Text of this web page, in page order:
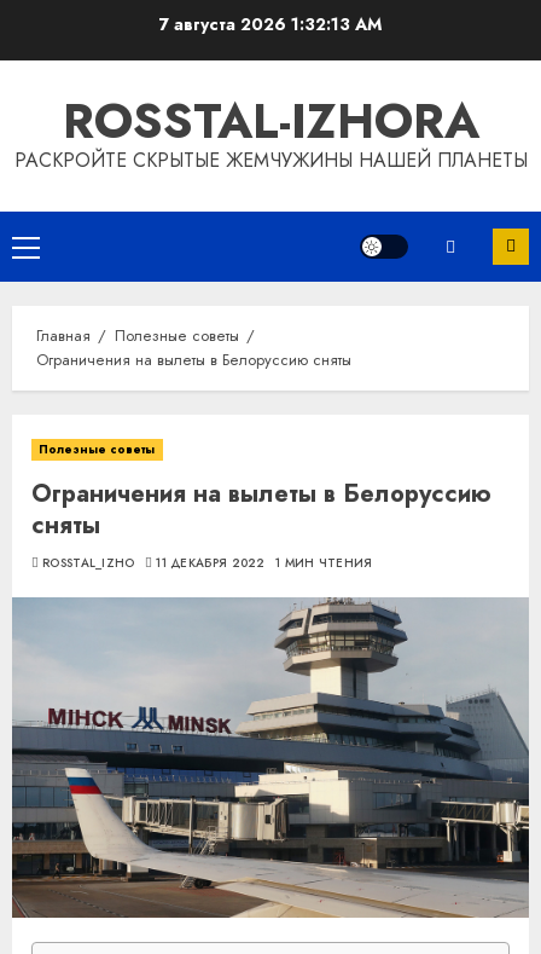
7 августа 2026 1:32:14 AM
ROSSTAL-IZHORA
РАСКРОЙТЕ СКРЫТЫЕ ЖЕМЧУЖИНЫ НАШЕЙ ПЛАНЕТЫ
Основное
меню
Главная
Полезные советы
Ограничения на вылеты в Белоруссию сняты
Полезные советы
Ограничения на вылеты в Белоруссию
сняты
ROSSTAL_IZHO 11 ДЕКАБРЯ 2022 1 МИН ЧТЕНИЯ